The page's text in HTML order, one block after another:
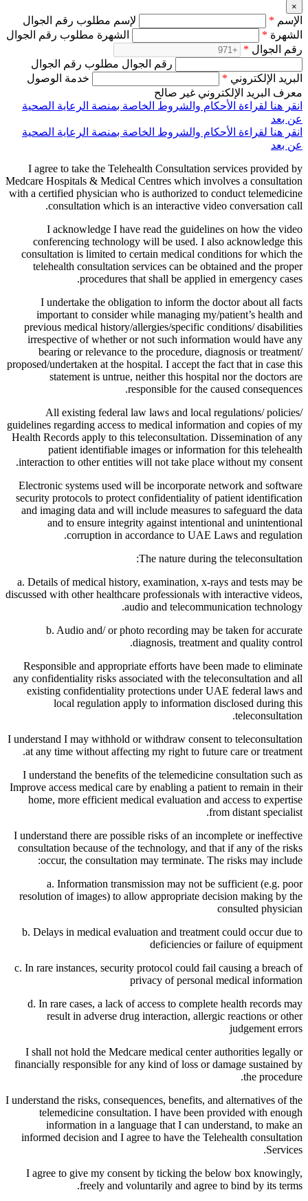
×
الإسم *
لإسم مطلوب رقم الجوال
الشهرة *
الشهرة مطلوب رقم الجوال
رقم الجوال *
رقم الجوال مطلوب رقم الجوال
البريد الإلكتروني *
خدمة الوصول
معرف البريد الإلكتروني غير صالح
انقر هنا لقراءة الأحكام والشروط الخاصة بمنصة الرعاية الصحية
عن بعد
انقر هنا لقراءة الأحكام والشروط الخاصة بمنصة الرعاية الصحية
عن بعد
I agree to take the Telehealth Consultation services provided by
Medcare Hospitals & Medical Centres which involves a consultation
with a certified physician who is authorized to conduct telemedicine
consultation which is an interactive video conversation call.
I acknowledge I have read the guidelines on how the video
conferencing technology will be used. I also acknowledge this
consultation is limited to certain medical conditions for which the
telehealth consultation services can be obtained and the proper
procedures that shall be applied in emergency cases.
I undertake the obligation to inform the doctor about all facts
important to consider while managing my/patient’s health and
previous medical history/allergies/specific conditions/ disabilities
irrespective of whether or not such information would have any
bearing or relevance to the procedure, diagnosis or treatment/
proposed/undertaken at the hospital. I accept the fact that in case this
statement is untrue, neither this hospital nor the doctors are
responsible for the caused consequences.
All existing federal law laws and local regulations/ policies/
guidelines regarding access to medical information and copies of my
Health Records apply to this teleconsultation. Dissemination of any
patient identifiable images or information for this telehealth
interaction to other entities will not take place without my consent.
Electronic systems used will be incorporate network and software
security protocols to protect confidentiality of patient identification
and imaging data and will include measures to safeguard the data
and to ensure integrity against intentional and unintentional
corruption in accordance to UAE Laws and regulation.
The nature during the teleconsultation:
a. Details of medical history, examination, x-rays and tests may be
discussed with other healthcare professionals with interactive videos,
audio and telecommunication technology.
b. Audio and/ or photo recording may be taken for accurate
diagnosis, treatment and quality control.
Responsible and appropriate efforts have been made to eliminate
any confidentiality risks associated with the teleconsultation and all
existing confidentiality protections under UAE federal laws and
local regulation apply to information disclosed during this
teleconsultation.
I understand I may withhold or withdraw consent to teleconsultation
at any time without affecting my right to future care or treatment.
I understand the benefits of the telemedicine consultation such as
Improve access medical care by enabling a patient to remain in their
home, more efficient medical evaluation and access to expertise
from distant specialist.
I understand there are possible risks of an incomplete or ineffective
consultation because of the technology, and that if any of the risks
occur, the consultation may terminate. The risks may include:
a. Information transmission may not be sufficient (e.g. poor
resolution of images) to allow appropriate decision making by the
consulted physician
b. Delays in medical evaluation and treatment could occur due to
deficiencies or failure of equipment
c. In rare instances, security protocol could fail causing a breach of
privacy of personal medical information
d. In rare cases, a lack of access to complete health records may
result in adverse drug interaction, allergic reactions or other
judgement errors
I shall not hold the Medcare medical center authorities legally or
financially responsible for any kind of loss or damage sustained by
the procedure.
I understand the risks, consequences, benefits, and alternatives of the
telemedicine consultation. I have been provided with enough
information in a language that I can understand, to make an
informed decision and I agree to have the Telehealth consultation
Services.
I agree to give my consent by ticking the below box knowingly,
freely and voluntarily and agree to bind by its terms.